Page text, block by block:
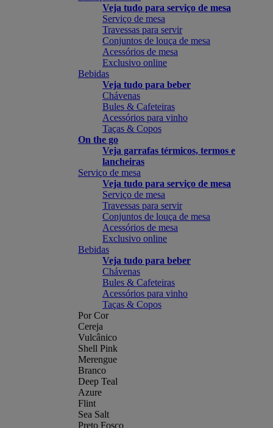
Veja tudo para serviço de mesa
Serviço de mesa
Travessas para servir
Conjuntos de louça de mesa
Acessórios de mesa
Exclusivo online
Bebidas
Veja tudo para beber
Chávenas
Bules & Cafeteiras
Acessórios para vinho
Taças & Copos
On the go
Veja garrafas térmicos, termos e
lancheiras
Serviço de mesa
Veja tudo para serviço de mesa
Serviço de mesa
Travessas para servir
Conjuntos de louça de mesa
Acessórios de mesa
Exclusivo online
Bebidas
Veja tudo para beber
Chávenas
Bules & Cafeteiras
Acessórios para vinho
Taças & Copos
Por Cor
Cereja
Vulcânico
Shell Pink
Merengue
Branco
Deep Teal
Azure
Flint
Sea Salt
Preto Fosco